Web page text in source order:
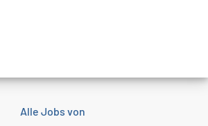
Alle Jobs von